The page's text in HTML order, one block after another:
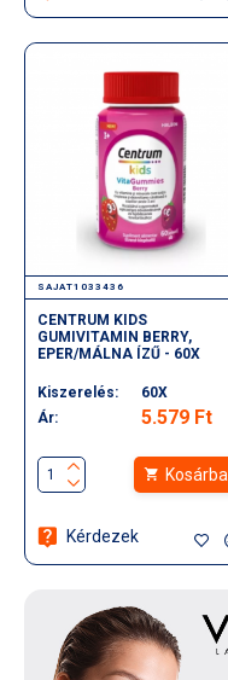
SAJAT1033436
CENTRUM KIDS
GUMIVITAMIN BERRY,
EPER/MÁLNA ÍZŰ - 60X
Kiszerelés:
60X
Ár:
5.579 Ft
Kosárba
Kérdezek